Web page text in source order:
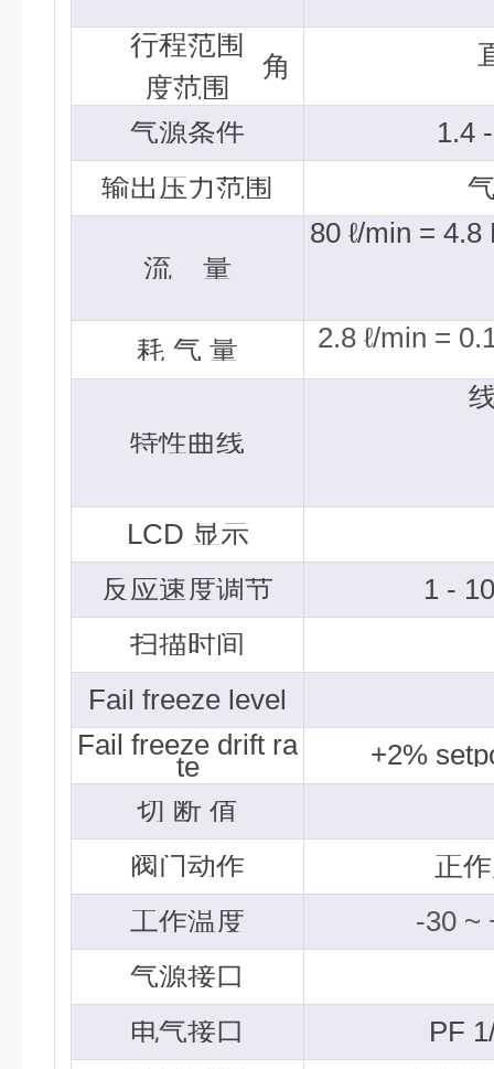
行程范围
角
度范围
气源条件
1.4
输出压力范围
流 量
80 ℓ/min =
耗 气 量 2.8 ℓ/min =
特性曲线
LCD 显示
反应速度调节
1 -
扫描时间
Fail freeze level
Fail freeze drift ra
te
+2%
切 断 值
阀门动作
正
工作温度
-30 ~
气源接口
电气接口
PF